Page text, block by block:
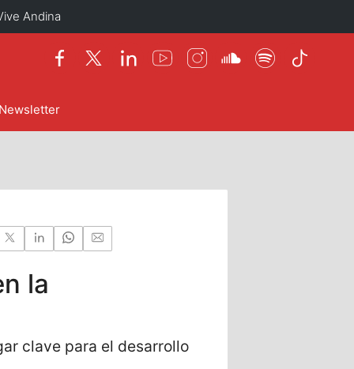
Andina
Newsletter
la
clave para el desarrollo